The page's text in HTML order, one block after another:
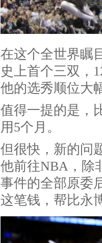
在这个全世界瞩
史上首个三双，
他的选秀顺位大
值得一提的是，
用5个月。
但很快，新的问
他前往NBA，除
事件的全部原委
这笔钱，帮比永